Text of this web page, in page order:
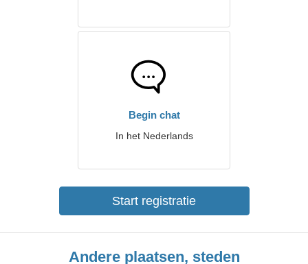
Begin chat
In het Nederlands
Start registratie
Andere plaatsen, steden